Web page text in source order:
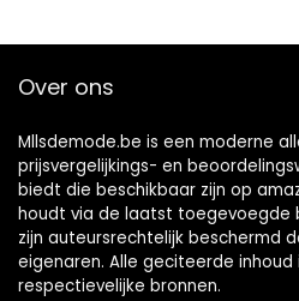
Over ons
Mllsdemode.be is een moderne
prijsvergelijkings- en
biedt die beschikbaar zijn op
houdt via de laatst toegevoegde
zijn auteursrechtelijk beschermd
eigenaren. Alle geciteerde inhoud
respectievelijke bronnen.